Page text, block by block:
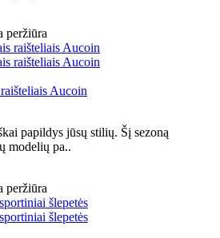
peržiūra
Aucoin
papildys jūsų stilių. Šį sezoną
modelių pa..
peržiūra